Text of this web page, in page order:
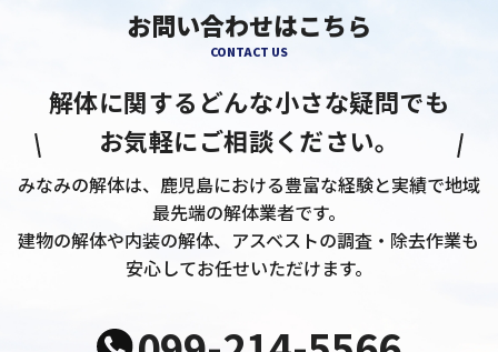
お問い合わせはこちら
CONTACT US
解体に関するどんな小さな疑問でも
お気軽にご相談ください。
みなみの解体は、鹿児島における豊富な経験と実績で地域
最先端の解体業者です。
建物の解体や内装の解体、アスベストの調査・除去作業も
安心してお任せいただけます。